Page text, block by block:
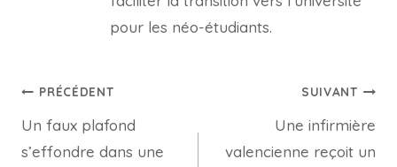
pour les néo-étudiants.
Navigation
de
PRÉCÉDENT
Un faux plafond
s’effondre dans une
SUIVANT
Une infirmière
valencienne reçoit un